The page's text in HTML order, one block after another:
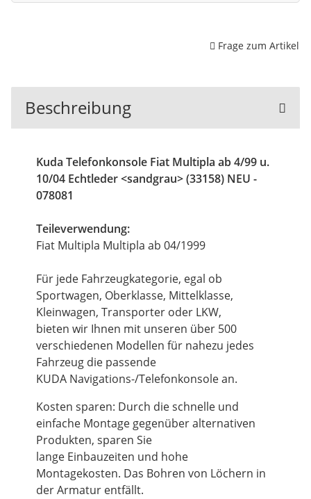
Frage zum Artikel
Beschreibung
Kuda Telefonkonsole Fiat Multipla ab 4/99 u.
10/04 Echtleder <sandgrau> (33158) NEU -
078081
Teileverwendung:
Fiat Multipla Multipla ab 04/1999
Für jede Fahrzeugkategorie, egal ob
Sportwagen, Oberklasse, Mittelklasse,
Kleinwagen, Transporter oder LKW,
bieten wir Ihnen mit unseren über 500
verschiedenen Modellen für nahezu jedes
Fahrzeug die passende
KUDA Navigations-/Telefonkonsole an.
Kosten sparen: Durch die schnelle und
einfache Montage gegenüber alternativen
Produkten, sparen Sie
lange Einbauzeiten und hohe
Montagekosten. Das Bohren von Löchern in
der Armatur entfällt.